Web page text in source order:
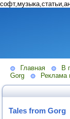
Главная
В
Gorg
Реклама
Tales from Gorg